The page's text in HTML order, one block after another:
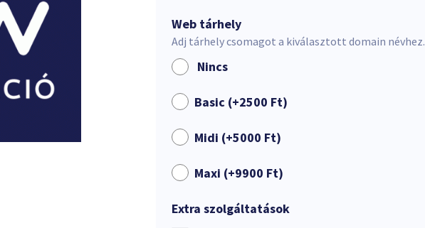
Web tárhely
Adj tárhely csomagot a kiválasztott domain névhez.
Nincs
Basic (+2500 Ft)
Midi (+5000 Ft)
Maxi (+9900 Ft)
Extra szolgáltatások